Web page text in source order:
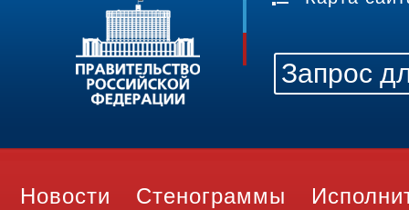
Новости Стенограммы